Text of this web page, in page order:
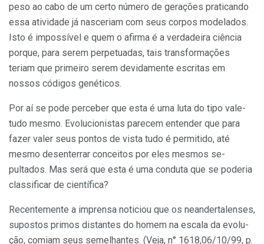
peso ao cabo de um certo número de gera­ções praticando
essa atividade já nasceriam com seus corpos modelados.
Isto é impossível e quem o afirma é a verdadeira ciência
porque, para serem perpetuadas, tais transformações
teriam que primei­ro serem devidamente escritas em
nossos códigos genéticos.
Por aí se pode perceber que esta é uma luta do tipo vale-
tudo mesmo. Evolucionistas parecem entender que para
fazer valer seus pontos de vista tudo é permitido, até
mesmo desen­terrar conceitos por eles mesmos se­
pultados. Mas será que esta é uma conduta que se poderia
classificar de científica?
Recentemente a imprensa noticiou que os neandertalenses,
supostos primos distantes do homem na escala da evolu­
ção, comiam seus semelhantes. (Veja, n° 1618,06/10/99, p.